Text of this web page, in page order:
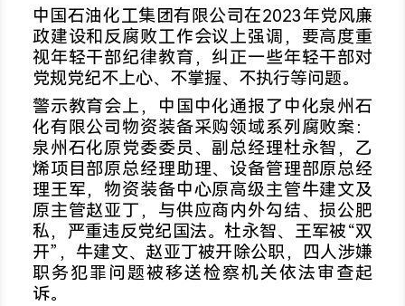
中国石油化工集团有限公司在2023年党风廉
政建设和反腐败工作会议上强调，要高度重
视年轻干部纪律教育，纠正一些年轻干部对
党规党纪不上心、不掌握、不执行等问题。
警示教育会上，中国中化通报了中化泉州石
化有限公司物资装备采购领域系列腐败案：
泉州石化原党委委员、副总经理杜永智，乙
烯项目部原总经理助理、设备管理部原总经
理王军，物资装备中心原高级主管牛建文及
原主管赵亚丁，与供应商内外勾结、损公肥
私，严重违反党纪国法。杜永智、王军被“双
开”，牛建文、赵亚丁被开除公职，四人涉嫌
职务犯罪问题被移送检察机关依法审查起
诉。